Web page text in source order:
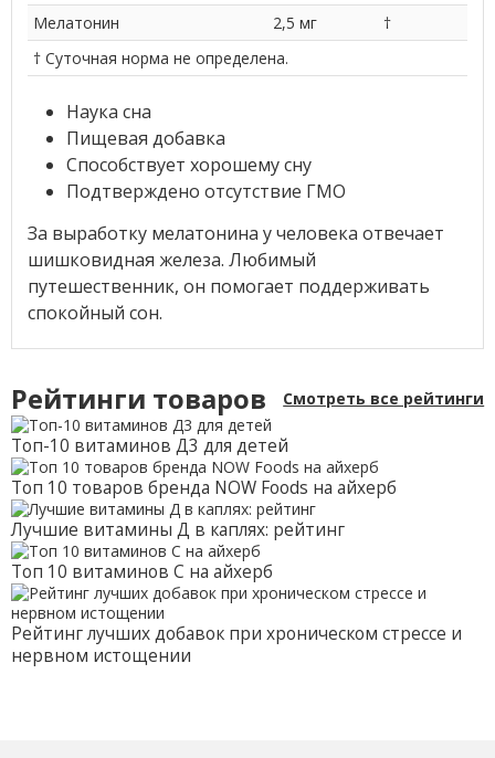
Мелатонин 2,5 мг
†
† Суточная норма не определена.
Наука сна
Пищевая добавка
Способствует хорошему сну
Подтверждено отсутствие ГМО
За выработку мелатонина у человека отвечает
шишковидная железа. Любимый
путешественник, он помогает поддерживать
спокойный сон.
Рейтинги товаров Смотреть все рейтинги
Топ-10 витаминов Д3 для детей
Топ 10 товаров бренда NOW Foods на айхерб
Лучшие витамины Д в каплях: рейтинг
Топ 10 витаминов С на айхерб
Рейтинг лучших добавок при хроническом стрессе и
нервном истощении